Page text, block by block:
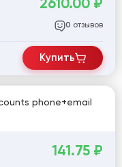
2610.00 ₽
0 отзывов
Купить
phone+email
141.75 ₽